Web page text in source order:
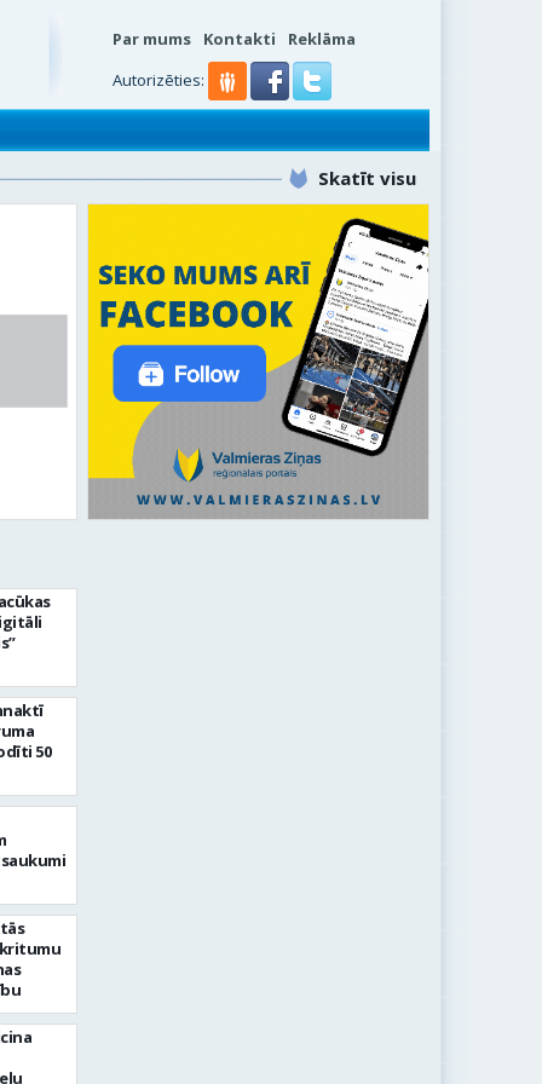
Par mums Kontakti
Reklāma
Autorizēties:
Skatīt visu
50